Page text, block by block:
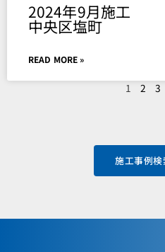
2024年9月
中央区塩町
READ MORE »
1 2 3
施工事例検